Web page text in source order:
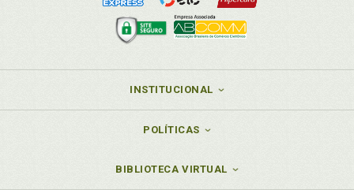
INSTITUCIONAL
POLÍTICAS
BIBLIOTECA VIRTUAL